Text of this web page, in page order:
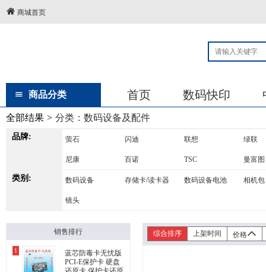
商城首页
商品分类 首页 数码快印
全部结果 > 分类： 数码设备及配件
品牌: 萤石 闪迪 联想 绿联
尼康 百诺 TSC 曼富图
类别: 数码设备 存储卡/读卡器 数码设备电池 相机包
镜头
销售排行
1
蓝芯防毒卡无忧版
PCI-E保护卡 硬盘
综合排序 上架时间 价格